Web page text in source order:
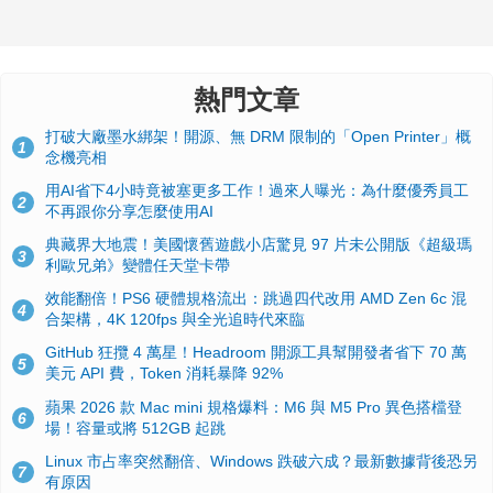
熱門文章
1
打破大廠墨水綁架！開源、無 DRM 限制的「Open Printer」概
念機亮相
2
用AI省下4小時竟被塞更多工作！過來人曝光：為什麼優秀員工
不再跟你分享怎麼使用AI
3
典藏界大地震！美國懷舊遊戲小店驚見 97 片未公開版《超級瑪
利歐兄弟》變體任天堂卡帶
4
效能翻倍！PS6 硬體規格流出：跳過四代改用 AMD Zen 6c 混
合架構，4K 120fps 與全光追時代來臨
5
GitHub 狂攬 4 萬星！Headroom 開源工具幫開發者省下 70 萬
美元 API 費，Token 消耗暴降 92%
6
蘋果 2026 款 Mac mini 規格爆料：M6 與 M5 Pro 異色搭檔登
場！容量或將 512GB 起跳
7
Linux 市占率突然翻倍、Windows 跌破六成？最新數據背後恐另
有原因